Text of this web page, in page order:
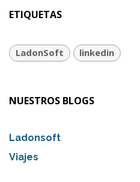
ETIQUETAS
LadonSoft linkedin
NUESTROS BLOGS
Ladonsoft
Viajes